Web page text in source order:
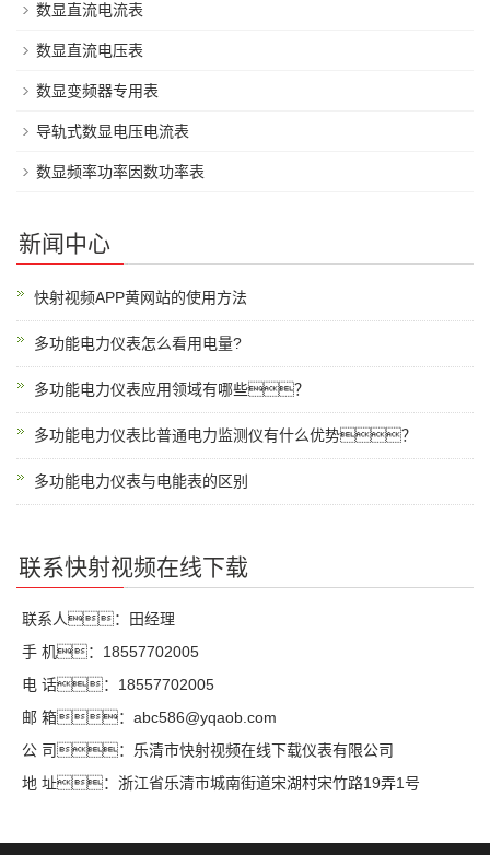
数显直流电流表
数显直流电压表
数显变频器专用表
导轨式数显电压电流表
数显频率功率因数功率表
新闻中心
快射视频APP黄网站的使用方法
多功能电力仪表怎么看用电量?
多功能电力仪表应用领域有哪些？
多功能电力仪表比普通电力监测仪有什么优势？
多功能电力仪表与电能表的区别
联系快射视频在线下载
联系人：田经理
手 机：18557702005
电 话：18557702005
邮 箱：abc586@yqaob.com
公 司：乐清市快射视频在线下载仪表有限公司
地 址：浙江省乐清市城南街道宋湖村宋竹路19弄1号